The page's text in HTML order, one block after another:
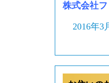
株式会社
2016年3